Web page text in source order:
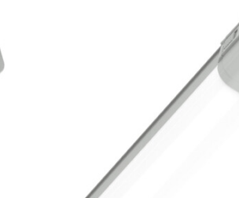
DÉTAILS